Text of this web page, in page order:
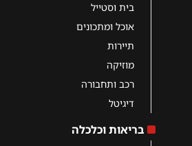
בית וסטייל
אוכל ומתכונים
תיירות
מוזיקה
רכב ותחבורה
דיגיטל
בריאות וכלכלה